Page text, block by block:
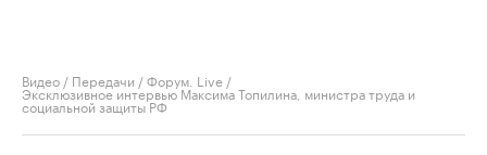
Видео / Передачи /Форум. Live /
Эксклюзивное интервью Максима Топилина, министра труда и
социальной защиты РФ